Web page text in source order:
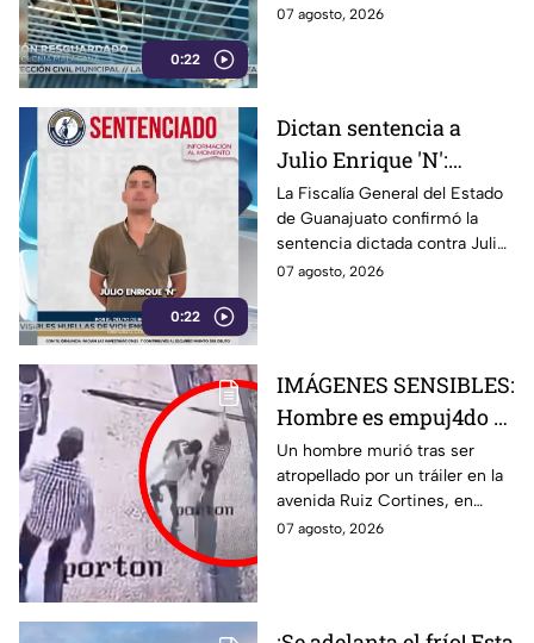
0:22
Autoridades de Protección
07 agosto, 2026
0:22
Dictan sentencia a
Julio Enrique 'N':
Fiscalía de Guanajuato
confirma la condena
La Fiscalía General del Estado
de Guanajuato confirmó la
sentencia dictada contra Julio
Enrique ‘N’. Conoce los
07 agosto, 2026
IMÁGENES SENSIBLES:
Hombre es empuj4do y
termina brut4lmente
ATROP3LLADO por un
tráiler; así ocurrió la
trag3dia
Un hombre murió tras ser
atropellado por un tráiler en la
avenida Ruiz Cortines, en
Monterrey. Un video muestra
07 agosto, 2026